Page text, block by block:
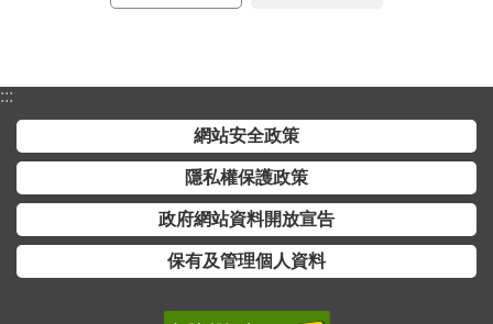
:::
網站安全政策
隱私權保護政策
政府網站資料開放宣告
保有及管理個人資料